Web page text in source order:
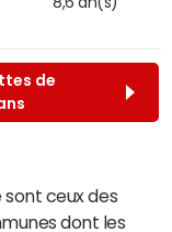
de
sont ceux des
dont les